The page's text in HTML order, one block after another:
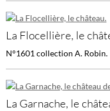
La Flocellière, le
N°1601 collection A. Robin.
La Garnache, le